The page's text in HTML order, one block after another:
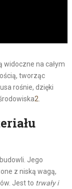
widoczne na całym
tworząc
rośnie, dzięki
2
Jego
z niską wagą,
Jest to trwały i